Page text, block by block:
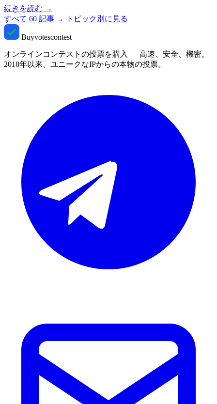
続きを読む →
すべて 60 記事 →
トピック別に見る
Buyvotescontest
オンラインコンテストの投票を購入 — 高速、安全、機密。
2018年以来、ユニークなIPからの本物の投票。